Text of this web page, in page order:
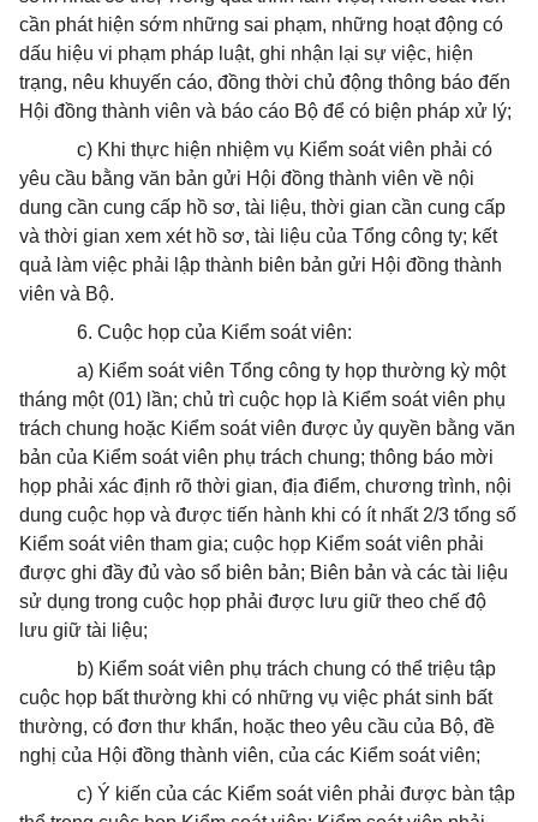
cần phát hiện sớm những sai phạm, những hoạt động có
dấu hiệu vi phạm pháp luật, ghi nhận lại sự việc, hiện
trạng, nêu khuyến cáo, đồng thời chủ động thông báo đến
Hội đồng thành viên và báo cáo Bộ để có biện pháp xử lý;
c) Khi thực hiện nhiệm vụ Kiểm soát viên phải có
yêu cầu bằng văn bản gửi Hội đồng thành viên về nội
dung cần cung cấp hồ sơ, tài liệu, thời gian cần cung cấp
và thời gian xem xét hồ sơ, tài liệu của Tổng công ty; kết
quả làm việc phải lập thành biên bản gửi Hội đồng thành
viên và Bộ.
6. Cuộc họp của Kiểm soát viên:
a) Kiểm soát viên Tổng công ty họp thường kỳ một
tháng một (01) lần; chủ trì cuộc họp là Kiểm soát viên phụ
trách chung hoặc Kiểm soát viên được ủy quyền bằng văn
bản của Kiểm soát viên phụ trách chung; thông báo mời
họp phải xác định rõ thời gian, địa điểm, chương trình, nội
dung cuộc họp và được tiến hành khi có ít nhất 2/3 tổng số
Kiểm soát viên tham gia; cuộc họp Kiểm soát viên phải
được ghi đầy đủ vào sổ biên bản; Biên bản và các tài liệu
sử dụng trong cuộc họp phải được lưu giữ theo chế độ
lưu giữ tài liệu;
b) Kiểm soát viên phụ trách chung có thể triệu tập
cuộc họp bất thường khi có những vụ việc phát sinh bất
thường, có đơn thư khẩn, hoặc theo yêu cầu của Bộ, đề
nghị của Hội đồng thành viên, của các Kiểm soát viên;
c) Ý kiến của các Kiểm soát viên phải được bàn tập